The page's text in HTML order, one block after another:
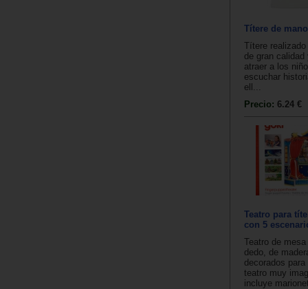
Títere de
Títere
de gran
atraer a los
escuchar
ell...
Precio: 6.24 €
Teatro para
con 5
Teatro de
dedo, de
decorados
teatro muy
incluye